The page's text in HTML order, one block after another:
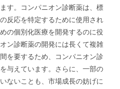
す。コンパニオン診断薬は、標
反応を特定するために使用され
の個別化医療を開発するのに役
ン診断薬の開発には長くて複雑
を要するため、コンパニオン診
与えています。さらに、一部の
ないことも、市場成長の妨げに